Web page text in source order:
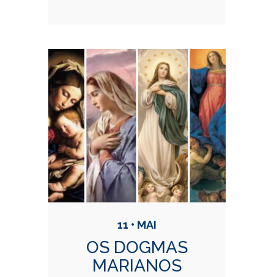
11 • MAI
OS DOGMAS
MARIANOS